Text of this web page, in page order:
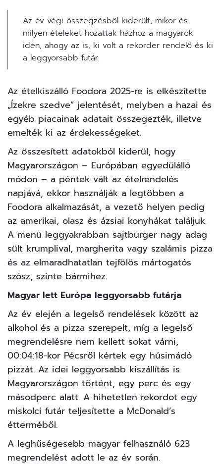
Az év végi összegzésből kiderült, mikor és
milyen ételeket hozattak házhoz a magyarok
idén, ahogy az is, ki volt a rekorder rendelő és ki
a leggyorsabb futár.
Az ételkiszálló Foodora 2025-re is elkészítette
„Ízekre szedve” jelentését, melyben a hazai és
egyéb piacainak adatait összegezték, illetve
emelték ki az érdekességeket.
Az összesített adatokból kiderül, hogy
Magyarországon – Európában egyedülálló
módon – a péntek vált az ételrendelés
napjává, ekkor használják a legtöbben a
Foodora alkalmazását, a vezető helyen pedig
az amerikai, olasz és ázsiai konyhákat találjuk.
A menü leggyakrabban sajtburger nagy adag
sült krumplival, margherita vagy szalámis pizza
és az elmaradhatatlan tejfölös mártogatós
szósz, szinte bármihez.
Magyar lett Európa leggyorsabb futárja
Az év elején a legelső rendelések között az
alkohol és a pizza szerepelt, míg a legelső
megrendelésre nem kellett sokat várni,
00:04:18-kor Pécsről kértek egy húsimádó
pizzát. Az idei leggyorsabb kiszállítás is
Magyarországon történt, egy perc és egy
másodperc alatt. A hihetetlen rekordot egy
miskolci futár teljesítette a McDonald’s
étterméből.
A leghűségesebb magyar felhasználó 623
megrendelést adott le az év során.